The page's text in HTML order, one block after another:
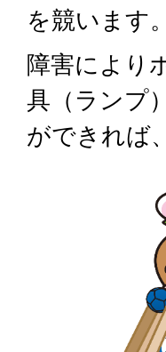
を競います。
障害により
具（ランプ
ができれば